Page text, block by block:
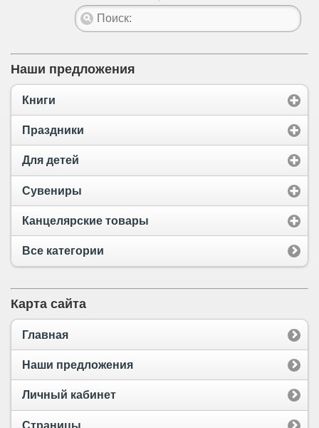
Наши предложения
Книги
Праздники
Для детей
Сувениры
Канцелярские товары
Все категории
Карта сайта
Главная
Наши предложения
Личный кабинет
Страницы